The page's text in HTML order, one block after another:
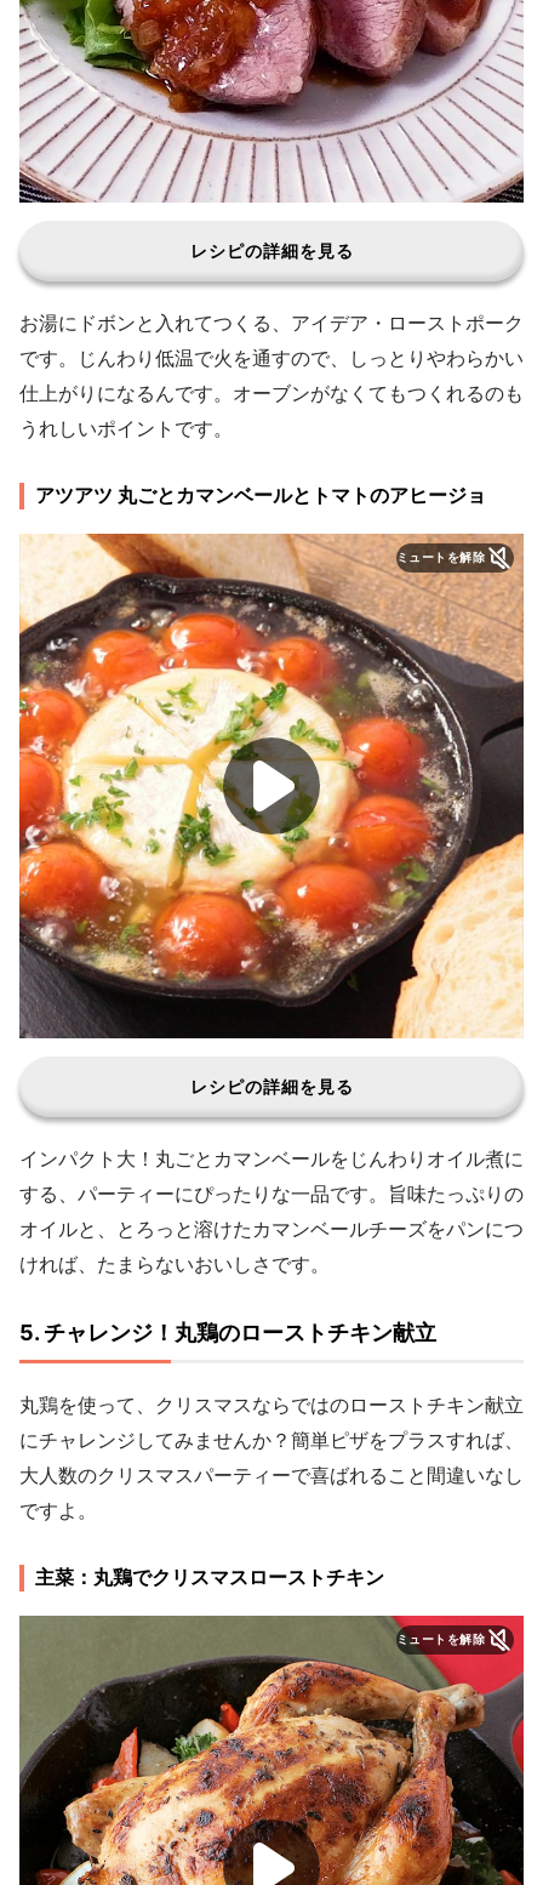
レシピの詳細を見る
お湯にドボンと入れてつくる、アイデア・ローストポーク
です。じんわり低温で火を通すので、しっとりやわらかい
仕上がりになるんです。オーブンがなくてもつくれるのも
うれしいポイントです。
アツアツ 丸ごとカマンベールとトマトのアヒージョ
ミュートを解除
レシピの詳細を見る
インパクト大！丸ごとカマンベールをじんわりオイル煮に
する、パーティーにぴったりな一品です。旨味たっぷりの
オイルと、とろっと溶けたカマンベールチーズをパンにつ
ければ、たまらないおいしさです。
5. チャレンジ！丸鶏のローストチキン献立
丸鶏を使って、クリスマスならではのローストチキン献立
にチャレンジしてみませんか？簡単ピザをプラスすれば、
大人数のクリスマスパーティーで喜ばれること間違いなし
ですよ。
主菜：丸鶏でクリスマスローストチキン
ミュートを解除